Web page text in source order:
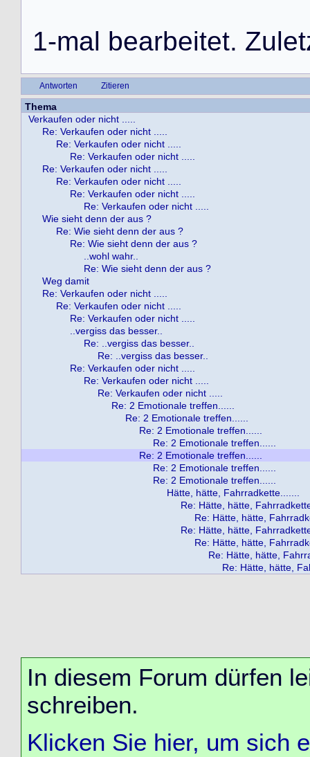
1-mal bearbeitet. Zulet
Antworten Zitieren
Thema
Verkaufen oder nicht .....
Re: Verkaufen oder nicht .....
Re: Verkaufen oder nicht .....
Re: Verkaufen oder nicht .....
Re: Verkaufen oder nicht .....
Re: Verkaufen oder nicht .....
Re: Verkaufen oder nicht .....
Re: Verkaufen oder nicht .....
Wie sieht denn der aus ?
Re: Wie sieht denn der aus ?
Re: Wie sieht denn der aus ?
..wohl wahr..
Re: Wie sieht denn der aus ?
Weg damit
Re: Verkaufen oder nicht .....
Re: Verkaufen oder nicht .....
Re: Verkaufen oder nicht .....
..vergiss das besser..
Re: ..vergiss das besser..
Re: ..vergiss das besser..
Re: Verkaufen oder nicht .....
Re: Verkaufen oder nicht .....
Re: Verkaufen oder nicht .....
Re: 2 Emotionale treffen......
Re: 2 Emotionale treffen......
Re: 2 Emotionale treffen......
Re: 2 Emotionale treffen......
Re: 2 Emotionale treffen......
Re: 2 Emotionale treffen......
Re: 2 Emotionale treffen......
Hätte, hätte, Fahrradkette.......
Re: Hätte, hätte,
Re: Hätte, hätte,
Re: Hätte, hätte,
Re: Hätte, hätte,
Re: Hätte, hätte,
Re: Hätte, hätte,
In diesem Forum dürfen
schreiben.
Klicken Sie hier, um sich